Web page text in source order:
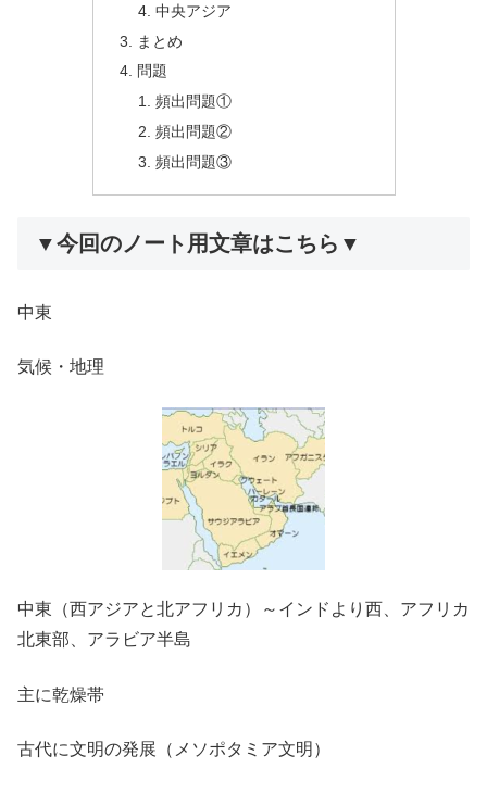
中央アジア
まとめ
問題
頻出問題①
頻出問題②
頻出問題③
▼今回のノート用文章はこちら▼
中東
気候・地理
中東（西アジアと北アフリカ）～インドより西、アフリカ
北東部、アラビア半島
主に乾燥帯
古代に文明の発展（メソポタミア文明）